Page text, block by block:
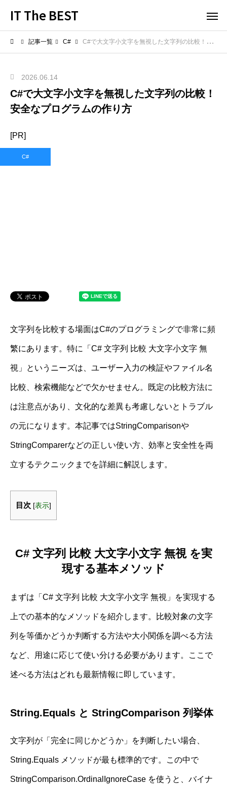
IT The BEST
記事一覧 C# C#で大文字小文字を無視した文字列の比較！安全なプログラムの作り方
2026.06.14
C#で大文字小文字を無視した文字列の比較！
安全なプログラムの作り方
[PR]
C#
文字列を比較する場面はC#のプログラミングで非常に頻
繁にあります。特に「C# 文字列 比較 大文字小文字 無
視」というニーズは、ユーザー入力の検証やファイル名
比較、検索機能などで欠かせません。既定の比較方法に
は注意点があり、文化的な差異も考慮しないとトラブル
の元になります。本記事ではStringComparisonや
StringComparerなどの正しい使い方、効率と安全性を両
立するテクニックまでを詳細に解説します。
目次 [表示]
C# 文字列 比較 大文字小文字 無視 を実
現する基本メソッド
まずは「C# 文字列 比較 大文字小文字 無視」を実現する
上での基本的なメソッドを紹介します。比較対象の文字
列を等価かどうか判断する方法や大小関係を調べる方法
など、用途に応じて使い分ける必要があります。ここで
述べる方法はどれも最新情報に即しています。
String.Equals と StringComparison 列挙体
文字列が「完全に同じかどうか」を判断したい場合、
String.Equals メソッドが最も標準的です。この中で
StringComparison.OrdinalIgnoreCase を使うと、バイナ